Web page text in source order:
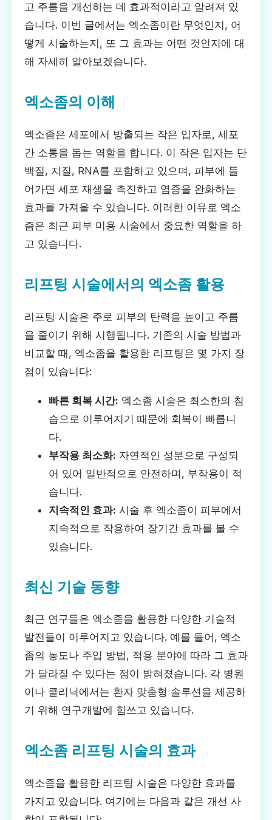
고 주름을 개선하는 데 효과적이라고 알려져 있
습니다. 이번 글에서는 엑소좀이란 무엇인지, 어
떻게 시술하는지, 또 그 효과는 어떤 것인지에 대
해 자세히 알아보겠습니다.
엑소좀의 이해
엑소좀은 세포에서 방출되는 작은 입자로, 세포
간 소통을 돕는 역할을 합니다. 이 작은 입자는 단
백질, 지질, RNA를 포함하고 있으며, 피부에 들
어가면 세포 재생을 촉진하고 염증을 완화하는
효과를 가져올 수 있습니다. 이러한 이유로 엑소
즘은 최근 피부 미용 시술에서 중요한 역할을 하
고 있습니다.
리프팅 시술에서의 엑소좀 활용
리프팅 시술은 주로 피부의 탄력을 높이고 주름
을 줄이기 위해 시행됩니다. 기존의 시술 방법과
비교할 때, 엑소좀을 활용한 리프팅은 몇 가지 장
점이 있습니다:
빠른 회복 시간: 엑소좀 시술은 최소한의 침
습으로 이루어지기 때문에 회복이 빠릅니
다.
부작용 최소화: 자연적인 성분으로 구성되
어 있어 일반적으로 안전하며, 부작용이 적
습니다.
지속적인 효과: 시술 후 엑소좀이 피부에서
지속적으로 작용하여 장기간 효과를 볼 수
있습니다.
최신 기술 동향
최근 연구들은 엑소좀을 활용한 다양한 기술적
발전들이 이루어지고 있습니다. 예를 들어, 엑소
좀의 농도나 주입 방법, 적용 분야에 따라 그 효과
가 달라질 수 있다는 점이 밝혀졌습니다. 각 병원
이나 클리닉에서는 환자 맞춤형 솔루션을 제공하
기 위해 연구개발에 힘쓰고 있습니다.
엑소좀 리프팅 시술의 효과
엑소좀을 활용한 리프팅 시술은 다양한 효과를
가지고 있습니다. 여기에는 다음과 같은 개선 사